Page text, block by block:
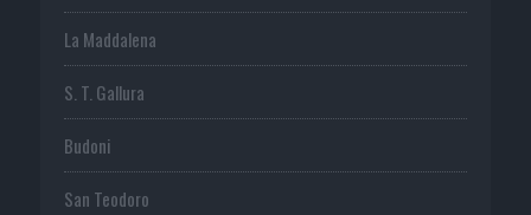
La Maddalena
S. T. Gallura
Budoni
San Teodoro